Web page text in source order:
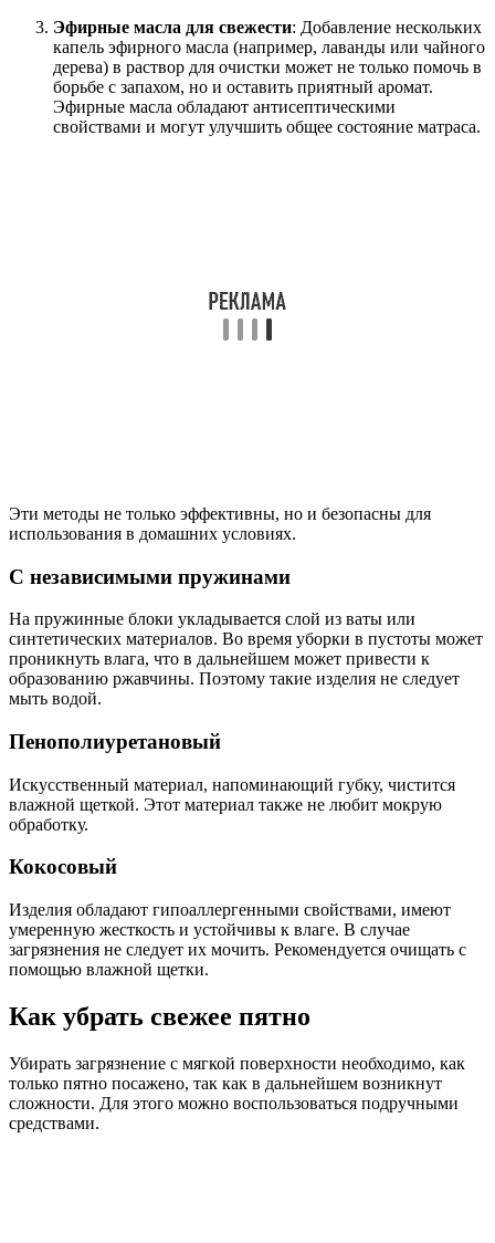
Эфирные масла для свежести: Добавление нескольких
капель эфирного масла (например, лаванды или чайного
дерева) в раствор для очистки может не только помочь в
борьбе с запахом, но и оставить приятный аромат.
Эфирные масла обладают антисептическими
свойствами и могут улучшить общее состояние матраса.
Эти методы не только эффективны, но и безопасны для
использования в домашних условиях.
С независимыми пружинами
На пружинные блоки укладывается слой из ваты или
синтетических материалов. Во время уборки в пустоты может
проникнуть влага, что в дальнейшем может привести к
образованию ржавчины. Поэтому такие изделия не следует
мыть водой.
Пенополиуретановый
Искусственный материал, напоминающий губку, чистится
влажной щеткой. Этот материал также не любит мокрую
обработку.
Кокосовый
Изделия обладают гипоаллергенными свойствами, имеют
умеренную жесткость и устойчивы к влаге. В случае
загрязнения не следует их мочить. Рекомендуется очищать с
помощью влажной щетки.
Как убрать свежее пятно
Убирать загрязнение с мягкой поверхности необходимо, как
только пятно посажено, так как в дальнейшем возникнут
сложности. Для этого можно воспользоваться подручными
средствами.